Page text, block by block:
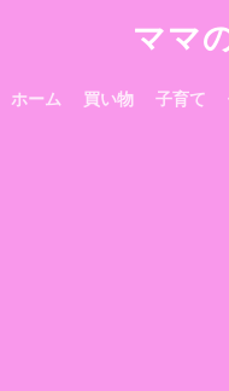
ママ
ホーム 買い物 子育て